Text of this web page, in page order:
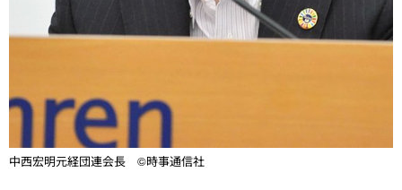
中西宏明元経団連会長 ©時事通信社